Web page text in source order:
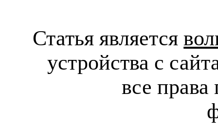
Статья является
устройства с
все